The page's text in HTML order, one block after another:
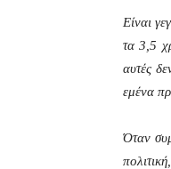
Είναι
τα 3,5
αυτές
εμένα
Όταν